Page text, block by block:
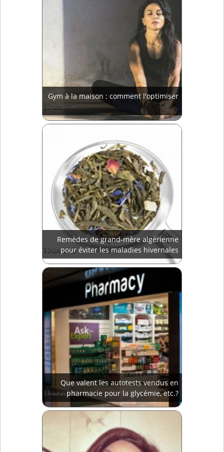
Gym à la maison : comment l'optimiser
Remèdes de grand-mère algérienne
pour éviter les maladies hivernales
Que valent les autotests vendus en
pharmacie pour la glycémie, etc.?